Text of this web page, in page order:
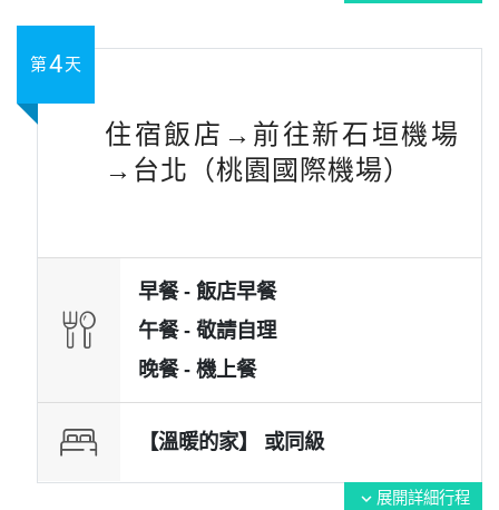
第4天
住宿飯店→前往新石垣機場
→台北（桃園國際機場）
早餐 - 飯店早餐
午餐 - 敬請自理
晚餐 - 機上餐
【溫暖的家】 或同級
expand_more 展開詳細行程